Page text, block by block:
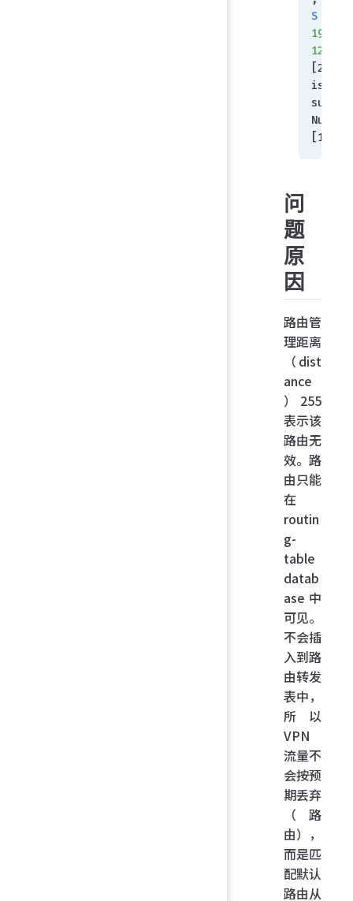
S
123.0/
[255/
is a
Null,
[1/0]
问
题
原
因
路由管
理距离
（dist
ance
）255
表示该
路由无
效。路
由只能
在
routin
g-
table
datab
ase 中
可见。
不会插
入到路
由转发
表中，
所以
VPN
流量不
会按预
期丢弃
（路
由），
而是匹
配默认
路由从